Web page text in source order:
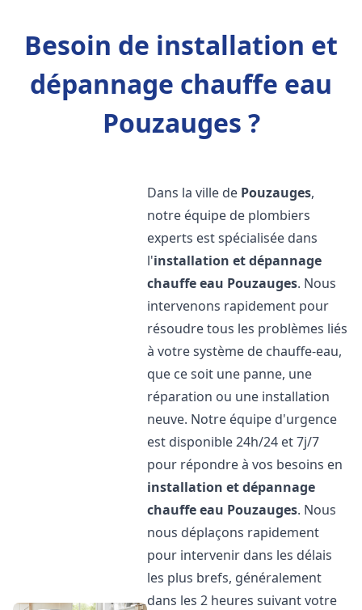
Besoin de installation et
dépannage chauffe eau
Pouzauges ?
Dans la ville de Pouzauges,
notre équipe de plombiers
experts est spécialisée dans
l'installation et dépannage
chauffe eau Pouzauges. Nous
intervenons rapidement pour
résoudre tous les problèmes liés
à votre système de chauffe-eau,
que ce soit une panne, une
réparation ou une installation
neuve. Notre équipe d'urgence
est disponible 24h/24 et 7j/7
pour répondre à vos besoins en
installation et dépannage
chauffe eau Pouzauges. Nous
nous déplaçons rapidement
pour intervenir dans les délais
les plus brefs, généralement
dans les 2 heures suivant votre